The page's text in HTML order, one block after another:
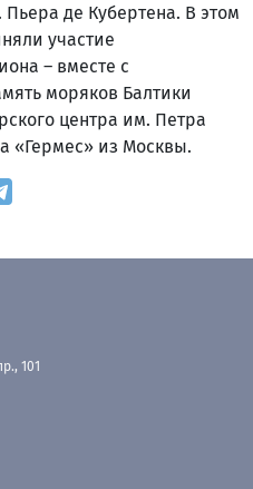
де Кубертена. В этом
участие
– вместе с
моряков Балтики
центра им. Петра
«Гермес» из Москвы.
101